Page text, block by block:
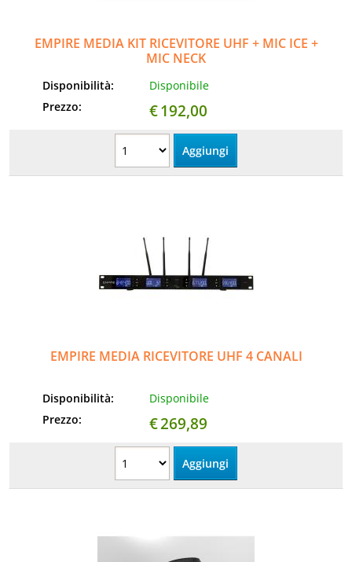
EMPIRE MEDIA KIT RICEVITORE UHF + MIC ICE +
MIC NECK
Disponibilità:
Disponibile
Prezzo:
€192,00
EMPIRE MEDIA RICEVITORE UHF 4 CANALI
Disponibilità:
Disponibile
Prezzo:
€269,89